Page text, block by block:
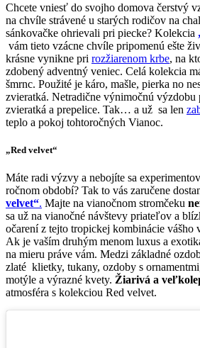
Chcete vniesť do svojho domova čerstvý
na chvíle strávené u starých rodičov na
sánkovačke ohrievali pri piecke? Kolekcia
vám tieto vzácne chvíle pripomenú ešte
krásne vynikne pri rozžiarenom krbe, na
zdobený adventný veniec. Celá kolekcia
šmrnc. Použité je káro, mašle, pierka no
zvieratká. Netradične výnimočnú výzdobu
zvieratká a prepelice. Tak… a už sa len
teplo a pokoj tohtoročných Vianoc.
„Red velvet“
Máte radi výzvy a nebojíte sa
ročnom období? Tak to vás zaručene
velvet“. Majte na vianočnom stromčeku
sa už na vianočné návštevy priateľov a
očarení z tejto tropickej kombinácie vášho
Ak je vaším druhým menom luxus a
na mieru práve vám. Medzi základné
zlaté klietky, tukany, ozdoby s
motýle a výrazné kvety. Žiarivá a
atmosféra s kolekciou Red velvet.